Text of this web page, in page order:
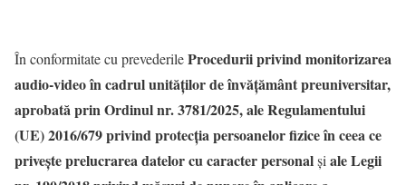
În conformitate cu prevederileProcedurii privind monitorizarea
audio-video în cadrul unităţilor de învăţământ preuniversitar,
aprobată prin Ordinul nr. 3781/2025, aleRegulamentului
(UE) 2016/679 privind protecția persoanelor fizice în ceea ce
privește prelucrarea datelor cu caracter personalși ale Legii